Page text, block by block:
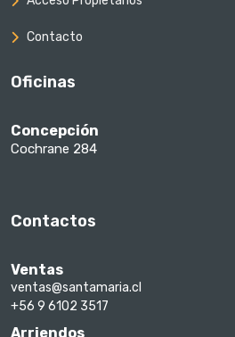
Contacto
Oficinas
Concepción
Cochrane 284
Contactos
Ventas
ventas@santamaria.cl
+56 9 6102 3517
Arriendos